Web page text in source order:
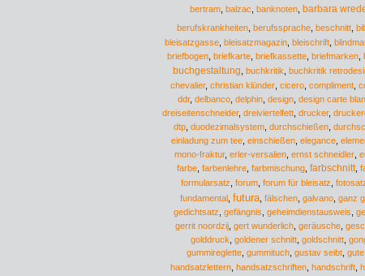
bertram balzac banknoten barbara
berufskrankheiten berufssprache beschnitt
bleisatzgasse, bleisatzmagazin, bleischrift,
briefbogen briefkarte briefkassette briefmarken
buchgestaltung buchkritik buchkritik
chevalier, christian klünder cicero compliment
ddr, delbanco delphin design design carte
dreiseitenschneider, dreiviertelfett drucker,
dtp duodezimalsystem durchschießen
einladung zum tee einschießen elegance
mono-fraktur, erler-versalien ernst schneidler
farbe farbenlehre farbmischung farbschnitt,
formularsatz forum, forum für bleisatz
fundamental futura fälschen galvano ganz
gedichtsatz gefängnis geheimdienstausweis
gerrit noordzij, gert wunderlich, geräusche,
golddruck goldener schnitt, goldschnitt,
gummireglette gummituch gustav seibt
handsatzlettern handsatzschriften handschrift